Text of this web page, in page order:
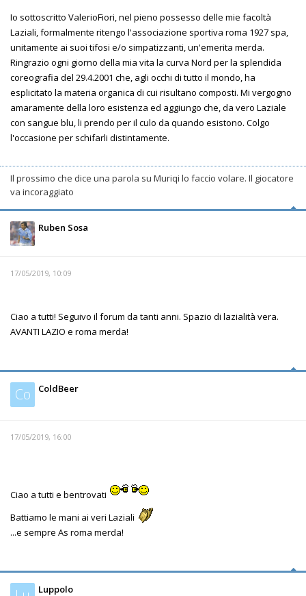
Io sottoscritto ValerioFiori, nel pieno possesso delle mie facoltà
Laziali, formalmente ritengo l'associazione sportiva roma 1927 spa,
unitamente ai suoi tifosi e/o simpatizzanti, un'emerita merda.
Ringrazio ogni giorno della mia vita la curva Nord per la splendida
coreografia del 29.4.2001 che, agli occhi di tutto il mondo, ha
esplicitato la materia organica di cui risultano composti. Mi vergogno
amaramente della loro esistenza ed aggiungo che, da vero Laziale
con sangue blu, li prendo per il culo da quando esistono. Colgo
l'occasione per schifarli distintamente.
Il prossimo che dice una parola su Muriqi lo faccio volare. Il giocatore
va incoraggiato
Ruben Sosa
17/05/2019, 10:09
Ciao a tutti! Seguivo il forum da tanti anni. Spazio di lazialità vera.
AVANTI LAZIO e roma merda!
Co ColdBeer
17/05/2019, 16:00
Ciao a tutti e bentrovati
Battiamo le mani ai veri Laziali
...e sempre As roma merda!
Luppolo